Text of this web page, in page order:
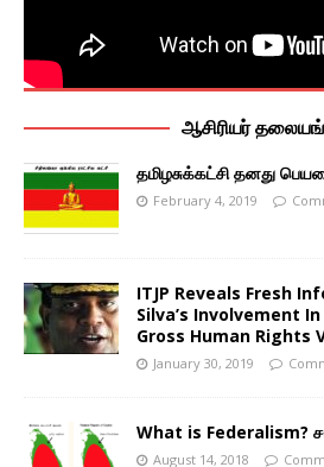
ஆசிரியர்
தமிழசுக்கட்சி தனது
February 4, 2019
ITJP Reveals Fresh
Silva’s Involvement
Gross Human Rights
January 30, 2019
What is Federalism?
August 14, 2018